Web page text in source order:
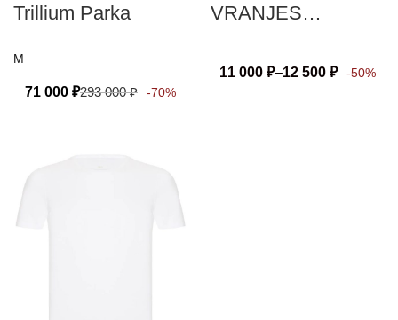
Trillium Parka
M
71 000 ₽293 000₽ -70%
VRANJES
11 000 ₽–12 500 ₽ -50%